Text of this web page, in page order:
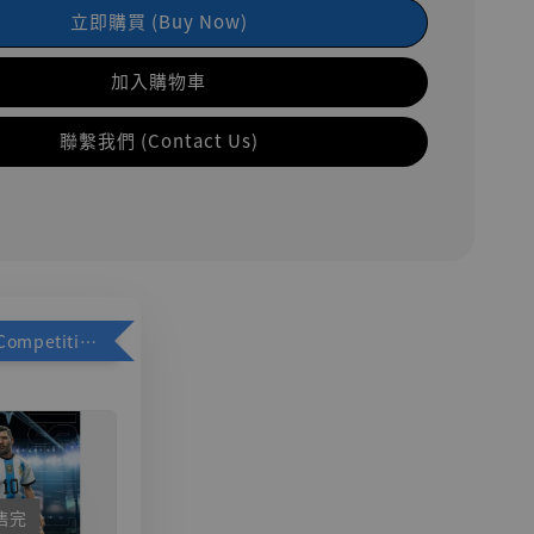
立即購買 (Buy Now)
加入購物車
聯繫我們 (Contact Us)
加購優惠【Competitive Toys 梅西 [CM001]】
完